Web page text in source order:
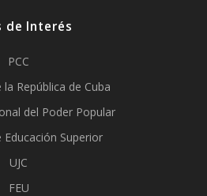
de Interés
PCC
la República de Cuba
del Poder Popular
Superior
UJC
FEU